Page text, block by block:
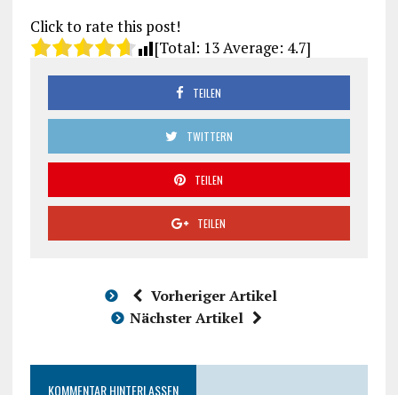
Click to rate this post!
[Total: 13Average: 4.7]
TEILEN
TWITTERN
TEILEN
TEILEN
Vorheriger Artikel
Nächster Artikel
KOMMENTAR HINTERLASSEN